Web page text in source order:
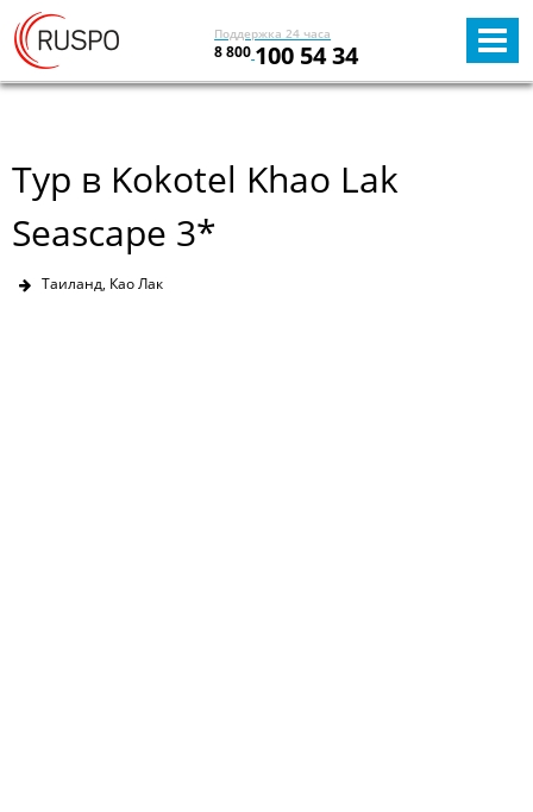
Поддержка 24 часа
8 800 100 54 34
Тур в Kokotel Khao Lak
Seascape 3*
Таиланд, Као Лак